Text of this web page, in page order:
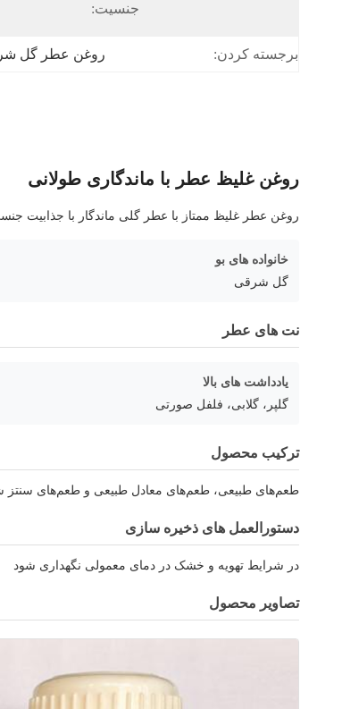
جنسیت:
برجسته کردن: روغن عطر گل
روغن غلیظ عطر با ماندگاری طولانی
روغن عطر غلیظ ممتاز با عطر گلی ماندگار با جذابیت
خانواده های بو
گل شرقی
نت های عطر
یادداشت های بالا
گلپر، گلابی، فلفل صورتی
ترکیب محصول
طعم‌های طبیعی، طعم‌های معادل طبیعی و طعم‌های
دستورالعمل های ذخیره سازی
در شرایط تهویه و خشک در دمای معمولی نگهداری شود
تصاویر محصول